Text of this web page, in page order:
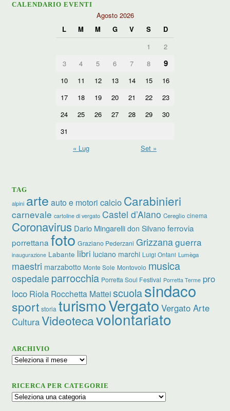
CALENDARIO EVENTI
Agosto 2026
L
M M G V S
D
1
2
3
4 5 6 7 8 9
10 11 12 13 14 15
16
17
18 19 20 21 22
23
24
25 26 27 28 29
30
31
« Lug
Set »
TAG
alpini arte auto e motori calcio Carabinieri
carnevale cartoline di vergato Castel d’Aiano Cereglio cinema
Coronavirus Dario Mingarelli don Silvano ferrovia
porrettanafoto Graziano Pederzani Grizzanaguerra
inaugurazione Labante libri luciano marchi Luigi Ontani Lumèga
maestri marzabotto Monte Sole Montovolo musica
ospedale parrocchia Porretta Soul Festival Porretta Terme pro
loco Riola Rocchetta Matteiscuolasindaco
sport storia turismoVergato Vergato Arte
CulturaVideotecavolontariato
ARCHIVIO
Archivio
RICERCA PER CATEGORIE
Ricerca